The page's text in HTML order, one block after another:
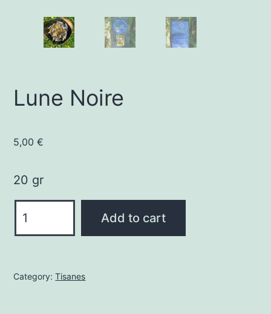
Lune Noire
5,00€
20 gr
Noire
Add to cart
Category:Tisanes